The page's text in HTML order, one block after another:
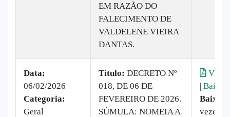
EM RAZÃO DO
FALECIMENTO DE
VALDELENE VIEIRA
DANTAS.
Data:
06/02/2026
Categoria:
Geral
Titulo: DECRETO Nº
018, DE 06 DE
FEVEREIRO DE 2026.
SÚMULA: NOMEIA A
| Baixar
vezes